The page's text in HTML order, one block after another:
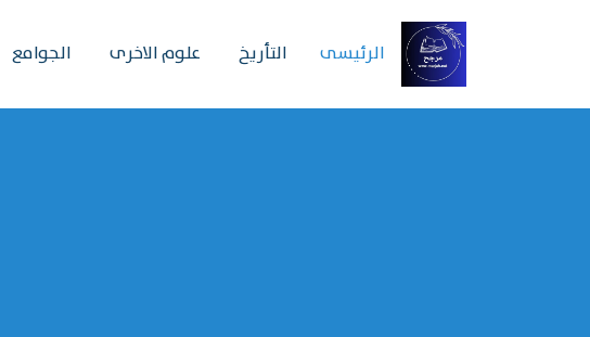
الرئیسی التأريخ علوم الاخرى الجوامع